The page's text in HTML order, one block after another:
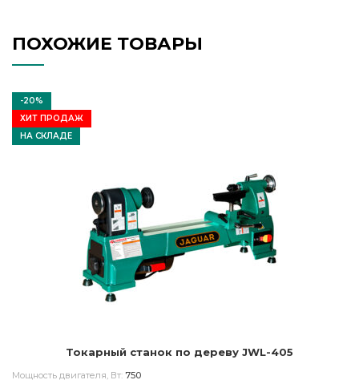
ПОХОЖИЕ ТОВАРЫ
-20%
ХИТ ПРОДАЖ
НА СКЛАДЕ
Токарный станок по дереву JWL-405
Мощность двигателя, Вт: 750